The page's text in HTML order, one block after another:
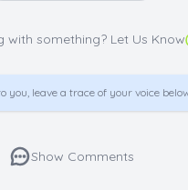
with something? Let Us Know
you, leave a trace of your voice
Show Comments